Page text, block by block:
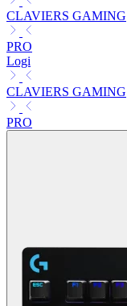
CLAVIERS GAMING
PRO
Logi
CLAVIERS GAMING
PRO